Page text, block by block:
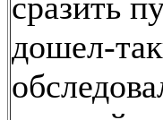
сразить
дошел-